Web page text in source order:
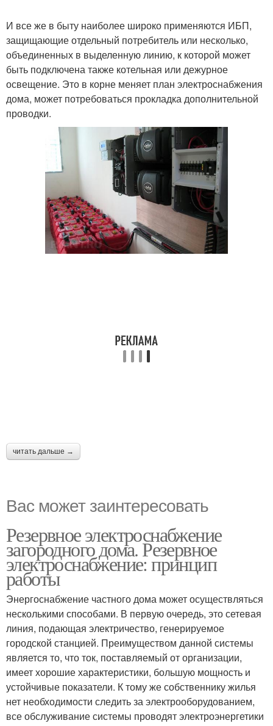
И все же в быту наиболее широко применяются ИБП,
защищающие отдельный потребитель или несколько,
объединенных в выделенную линию, к которой может
быть подключена также котельная или дежурное
освещение. Это в корне меняет план электроснабжения
дома, может потребоваться прокладка дополнительной
проводки.
читать дальше →
Вас может заинтересовать
Резервное электроснабжение
загородного дома. Резервное
электроснабжение: принцип
работы
Энергоснабжение частного дома может осуществляться
несколькими способами. В первую очередь, это сетевая
линия, подающая электричество, генерируемое
городской станцией. Преимуществом данной системы
является то, что ток, поставляемый от организации,
имеет хорошие характеристики, большую мощность и
устойчивые показатели. К тому же собственнику жилья
нет необходимости следить за электрооборудованием,
все обслуживание системы проводят электроэнергетики